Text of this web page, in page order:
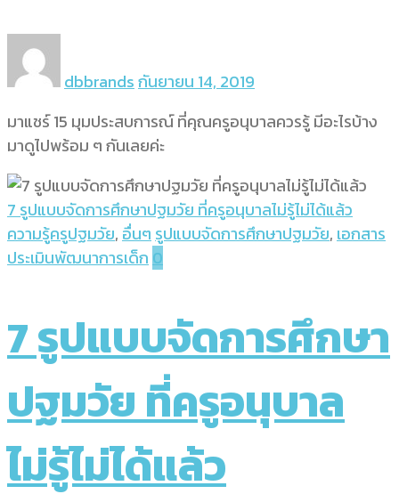
dbbrandsกันยายน 14, 2019
มาแชร์ 15 มุมประสบการณ์ ที่คุณครูอนุบาลควรรู้ มีอะไรบ้าง
มาดูไปพร้อม ๆ กันเลยค่ะ
7 รูปแบบจัดการศึกษาปฐมวัย ที่ครูอนุบาลไม่รู้ไม่ได้แล้ว
ความรู้ครูปฐมวัย, อื่นๆ รูปแบบจัดการศึกษาปฐมวัย, เอกสาร
ประเมินพัฒนาการเด็ก 0
7 รูปแบบจัดการศึกษา
ปฐมวัย ที่ครูอนุบาล
ไม่รู้ไม่ได้แล้ว